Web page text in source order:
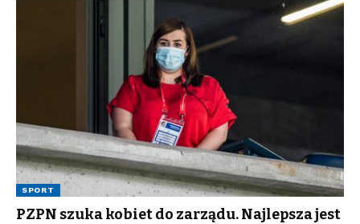
SPORT
PZPN szuka kobiet do zarządu. Najlepsza jest